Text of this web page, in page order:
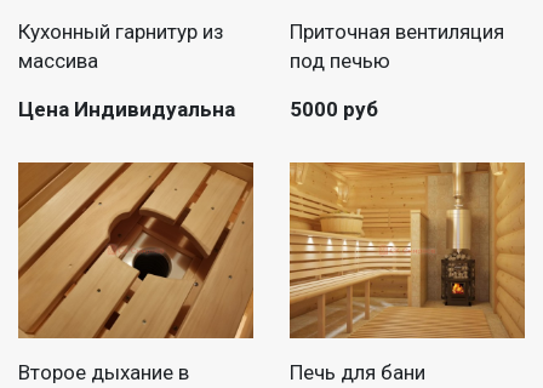
Кухонный гарнитур из
массива
Цена Индивидуальна
Приточная вентиляция
под печью
5000 руб
Второе дыхание в
Печь для бани